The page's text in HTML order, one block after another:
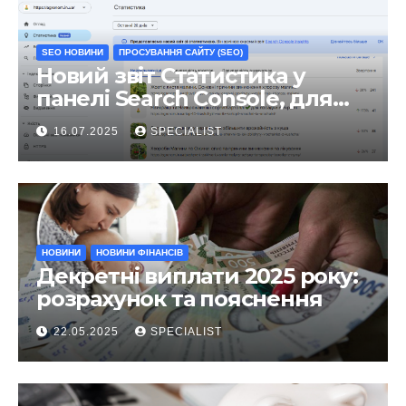
SEO НОВИНИ ПРОСУВАННЯ САЙТУ (SEO)
Новий звіт Статистика у
панелі Search Console, для
чого він?
16.07.2025 SPECIALIST
НОВИНИ НОВИНИ ФІНАНСІВ
Декретні виплати 2025 року:
розрахунок та пояснення
22.05.2025 SPECIALIST